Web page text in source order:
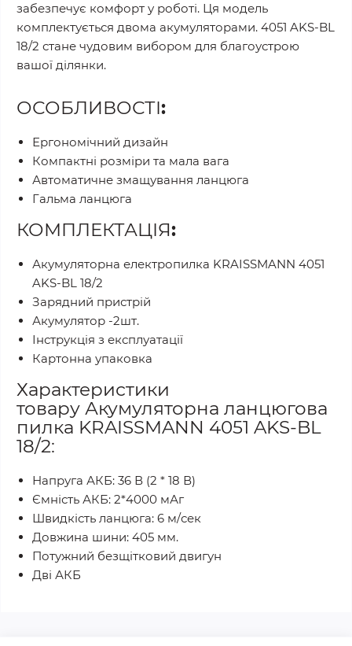
забезпечує комфорт у роботі. Ця модель
комплектується двома акумуляторами. 4051 AKS-BL
18/2 стане чудовим вибором для благоустрою
вашої ділянки.
ОСОБЛИВОСТІ:
Ергономічний дизайн
Компактні розміри та мала вага
Автоматичне змащування ланцюга
Гальма ланцюга
КОМПЛЕКТАЦІЯ:
Акумуляторна електропилка KRAISSMANN 4051
AKS-BL 18/2
Зарядний пристрій
Акумулятор -2шт.
Інструкція з експлуатації
Картонна упаковка
Характеристики
товару Акумуляторна ланцюгова
пилка KRAISSMANN 4051 AKS-BL
18/2:
Напруга АКБ: 36 В (2 * 18 В)
Ємність АКБ: 2*4000 мАг
Швидкість ланцюга: 6 м/сек
Довжина шини: 405 мм.
Потужний безщітковий двигун
Дві АКБ